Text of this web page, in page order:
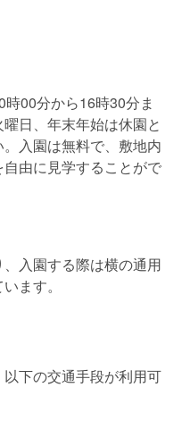
00分から16時30分ま
日、年末年始は休園と
入園は無料で、敷地内
由に見学することがで
入園する際は横の通用
ます。
下の交通手段が利用可